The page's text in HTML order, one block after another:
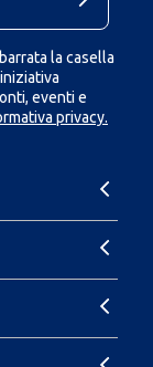
la casella
eventi e
privacy.